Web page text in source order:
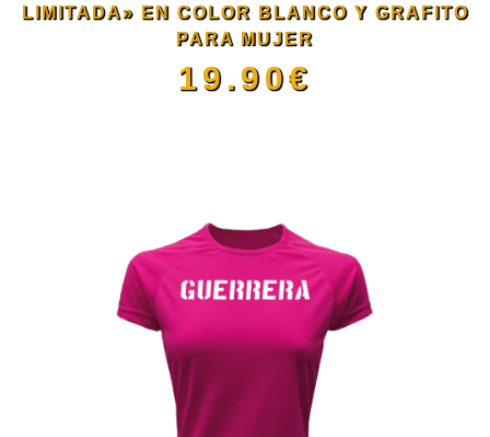
pueden
elegir
página
de
producto
LIMITADA» EN COLOR BLANCO Y GRAFITO
PARA MUJER
19.90€
tiene
múltiples
variantes.